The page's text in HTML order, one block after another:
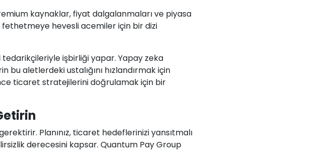
kaynaklar, fiyat dalgalanmaları ve piyasa
hevesli acemiler için bir dizi
işbirliği yapar. Yapay zeka
bu aletlerdeki ustalığını hızlandırmak için
ticaret stratejilerini doğrulamak için bir
Planınız, ticaret hedeflerinizi yansıtmalı
derecesini kapsar. Quantum Pay Group